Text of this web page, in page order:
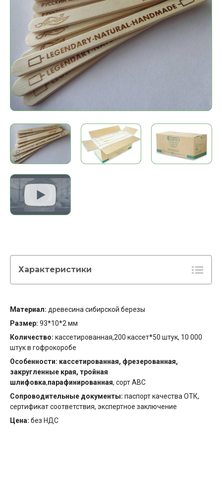
Характеристики
Материал: древесина сибирской березы
Размер: 93*10*2 мм
Количество: кассетированная,200 кассет*50 штук, 10 000
штук в гофрокоробе
Особенности: кассетированная, фрезерованная,
закругленные края, тройная
шлифовка,парафинированная, сорт АВС
Сопроводительные документы: паспорт качества ОТК,
сертификат соответствия, экспертное заключение
Цена: без НДС